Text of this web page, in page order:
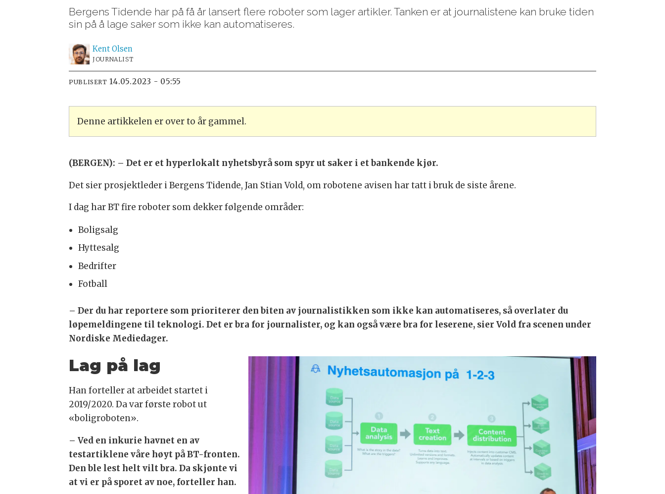
Bergens Tidende har på få år lansert flere roboter som lager artikler. Tanken er at journalistene kan bruke tiden
sin på å lage saker som ikke kan automatiseres.
Kent Olsen
JOURNALIST
PUBLISERT 14.05.2023 - 05:55
Denne artikkelen er over to år gammel.
(BERGEN): – Det er et hyperlokalt nyhetsbyrå som spyr ut saker i et bankende kjør.
Det sier prosjektleder i Bergens Tidende, Jan Stian Vold, om robotene avisen har tatt i bruk de siste årene.
I dag har BT fire roboter som dekker følgende områder:
Boligsalg
Hyttesalg
Bedrifter
Fotball
– Der du har reportere som prioriterer den biten av journalistikken som ikke kan automatiseres, så overlater du
løpemeldingene til teknologi. Det er bra for journalister, og kan også være bra for leserene, sier Vold fra scenen under
Nordiske Mediedager.
Lag på lag
Han forteller at arbeidet startet i
2019/2020. Da var første robot ut
«boligroboten».
– Ved en inkurie havnet en av
testartiklene våre høyt på BT-fronten.
Den ble lest helt vilt bra. Da skjønte vi
at vi er på sporet av noe, forteller han.